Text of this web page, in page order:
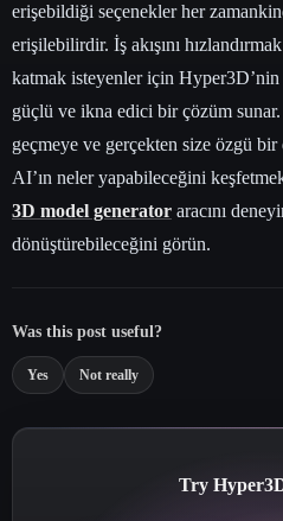
erişebildiği seçenekler her
erişilebilirdir. İş akışını
katmak isteyenler için
güçlü ve ikna edici bir çözüm sunar.
geçmeye ve gerçekten size özgü bir
AI’ın neler yapabileceğini
3D model generator aracını
dönüştürebileceğini görün.
Was this post useful?
Yes Not really
Try